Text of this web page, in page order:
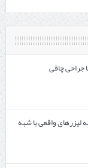
جراحی چاقی
لیزرهای واقعی با شبه‌